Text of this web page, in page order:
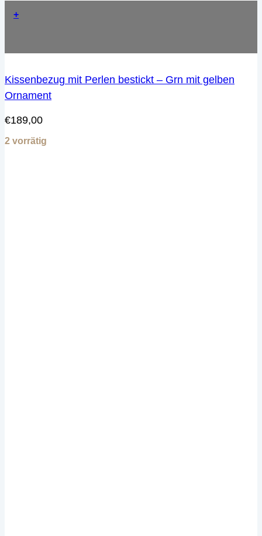
+
Kissenbezug mit Perlen bestickt – Grn mit gelben
Ornament
€189,00
2 vorrätig